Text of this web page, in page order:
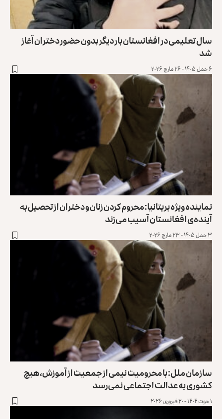
سال تعلیمی در افغانستان بار دیگر بدون حضور دختران آغاز
شد
۶ حمل ۱۴۰۵ - ۲۶ مارچ ۲۰۲۶
نماینده ویژه بریتانیا: محروم کردن زنان و دختران از تحصیل به
آینده‌ی افغانستان آسیب می‌زند
۳ حمل ۱۴۰۵ - ۲۳ مارچ ۲۰۲۶
سازمان ملل: با محرومیت نیمی از جمعیت از آموزش، هیچ
کشوری به عدالت اجتماعی نمی‌رسد
۱ حوت ۱۴۰۴ - ۲۰ فبروری ۲۰۲۶